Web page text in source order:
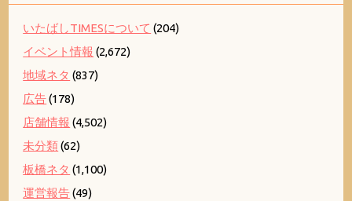
いたばしTIMESについて (204)
イベント情報 (2,672)
地域ネタ (837)
広告(178)
店舗情報 (4,502)
未分類(62)
板橋ネタ (1,100)
運営報告(49)